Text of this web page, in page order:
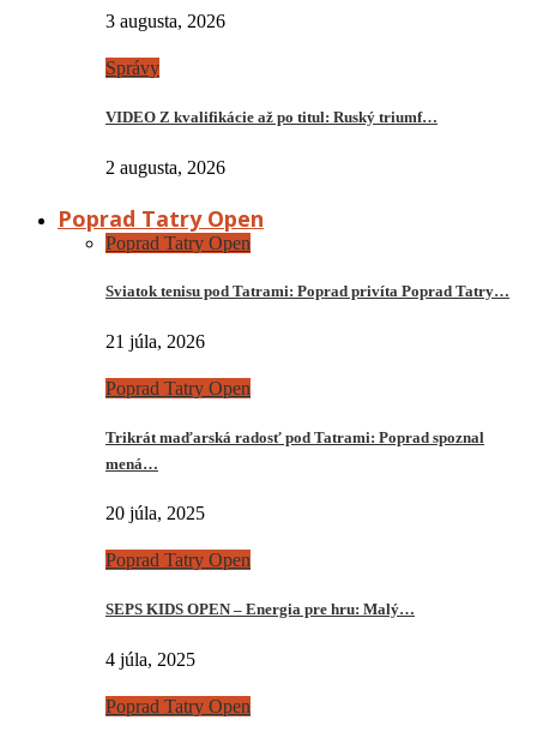
3 augusta, 2026
Správy
VIDEO Z kvalifikácie až po titul: Ruský triumf…
2 augusta, 2026
Poprad Tatry Open
Poprad Tatry Open
Sviatok tenisu pod Tatrami: Poprad privíta Poprad Tatry…
21 júla, 2026
Poprad Tatry Open
Trikrát maďarská radosť pod Tatrami: Poprad spoznal
mená…
20 júla, 2025
Poprad Tatry Open
SEPS KIDS OPEN – Energia pre hru: Malý…
4 júla, 2025
Poprad Tatry Open